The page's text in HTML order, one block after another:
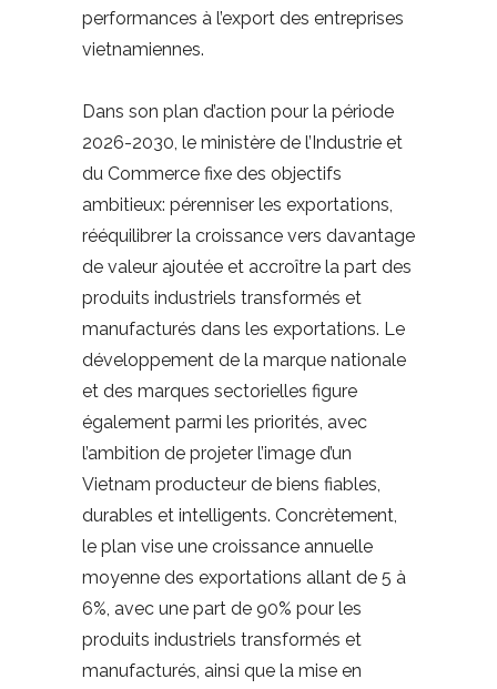
performances à l’export des entreprises
vietnamiennes.
Dans son plan d’action pour la période
2026-2030, le ministère de l’Industrie et
du Commerce fixe des objectifs
ambitieux: pérenniser les exportations,
rééquilibrer la croissance vers davantage
de valeur ajoutée et accroître la part des
produits industriels transformés et
manufacturés dans les exportations. Le
développement de la marque nationale
et des marques sectorielles figure
également parmi les priorités, avec
l’ambition de projeter l’image d’un
Vietnam producteur de biens fiables,
durables et intelligents. Concrètement,
le plan vise une croissance annuelle
moyenne des exportations allant de 5 à
6%, avec une part de 90% pour les
produits industriels transformés et
manufacturés, ainsi que la mise en